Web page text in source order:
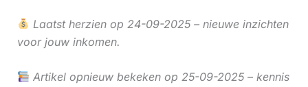
Laatst herzien op 24-09-2025 – nieuwe inzichten
voor jouw inkomen.
Artikel opnieuw bekeken op 25-09-2025 – kennis